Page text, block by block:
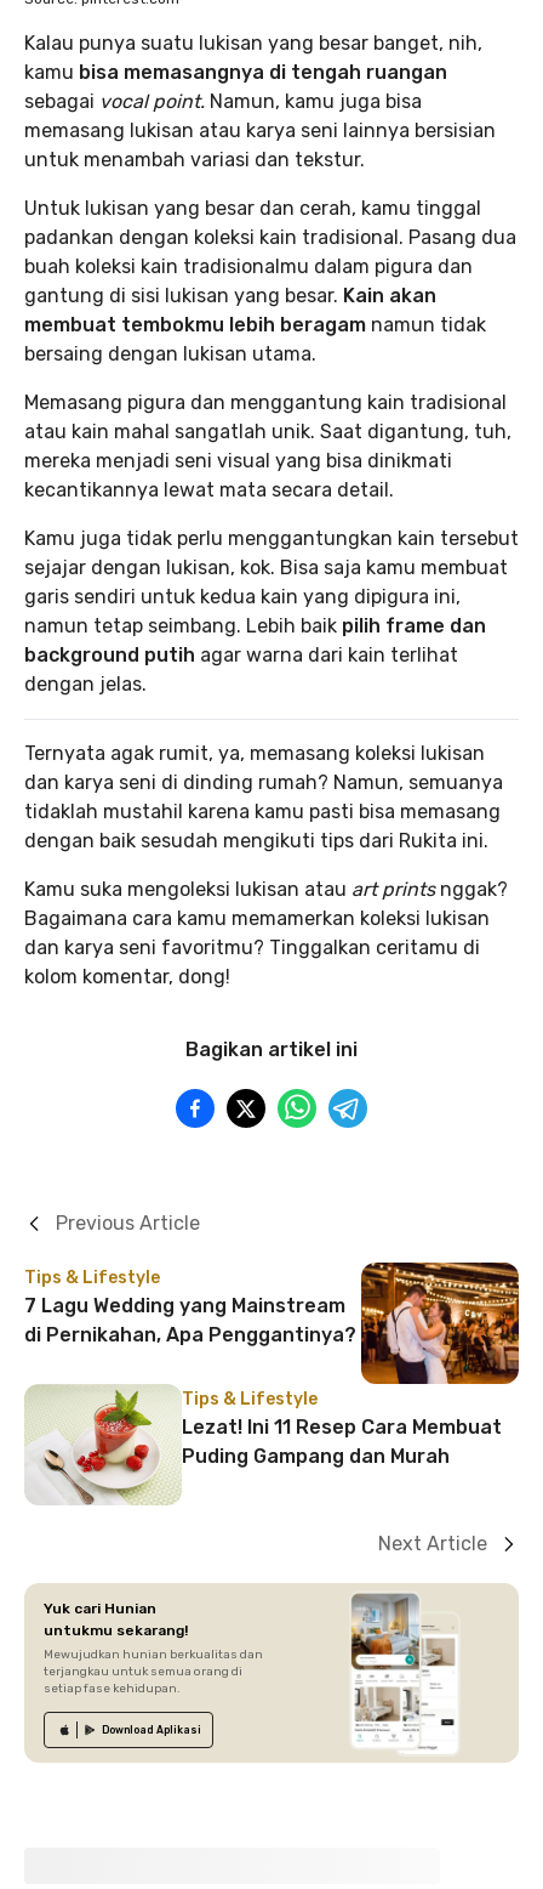
Kalau punya suatu lukisan yang besar banget, nih,
kamu bisa memasangnya di tengah ruangan
sebagai vocal point. Namun, kamu juga bisa
memasang lukisan atau karya seni lainnya bersisian
untuk menambah variasi dan tekstur.
Untuk lukisan yang besar dan cerah, kamu tinggal
padankan dengan koleksi kain tradisional. Pasang dua
buah koleksi kain tradisionalmu dalam pigura dan
gantung di sisi lukisan yang besar. Kain akan
membuat tembokmu lebih beragam namun tidak
bersaing dengan lukisan utama.
Memasang pigura dan menggantung kain tradisional
atau kain mahal sangatlah unik. Saat digantung, tuh,
mereka menjadi seni visual yang bisa dinikmati
kecantikannya lewat mata secara detail.
Kamu juga tidak perlu menggantungkan kain tersebut
sejajar dengan lukisan, kok. Bisa saja kamu membuat
garis sendiri untuk kedua kain yang dipigura ini,
namun tetap seimbang. Lebih baik pilih frame dan
background putih agar warna dari kain terlihat
dengan jelas.
Ternyata agak rumit, ya, memasang koleksi lukisan
dan karya seni di dinding rumah? Namun, semuanya
tidaklah mustahil karena kamu pasti bisa memasang
dengan baik sesudah mengikuti tips dari Rukita ini.
Kamu suka mengoleksi lukisan atau art printsnggak?
Bagaimana cara kamu memamerkan koleksi lukisan
dan karya seni favoritmu? Tinggalkan ceritamu di
kolom komentar, dong!
Bagikan artikel ini
Tips & Lifestyle
7 Lagu Wedding yang Mainstream
di Pernikahan, Apa Penggantinya?
Previous Article
Tips & Lifestyle
Lezat! Ini 11 Resep Cara Membuat
Puding Gampang dan Murah
Next Article
Yuk cari Hunian
untukmu sekarang!
Mewujudkan hunian berkualitas dan
terjangkau untuk semua orang di
setiap fase kehidupan.
Download Aplikasi